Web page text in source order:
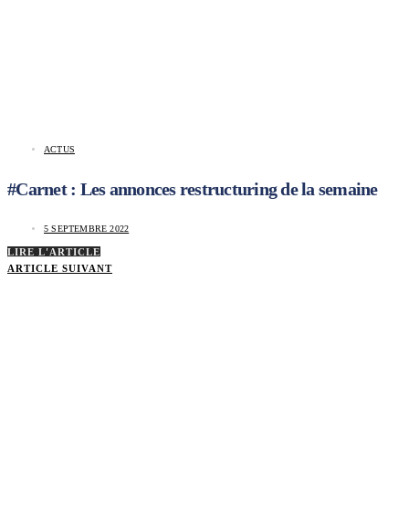
ACTUS
#Carnet : Les annonces restructuring de la semaine
5 SEPTEMBRE 2022
LIRE L'ARTICLE
ARTICLE SUIVANT